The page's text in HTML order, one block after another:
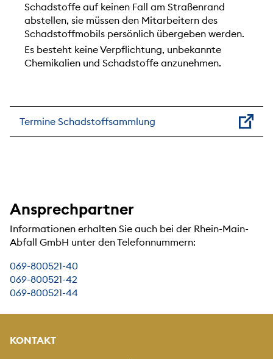
Schadstoffe auf keinen Fall am Straßenrand
abstellen, sie müssen den Mitarbeitern des
Schadstoffmobils persönlich übergeben werden.
Es besteht keine Verpflichtung, unbekannte
Chemikalien und Schadstoffe anzunehmen.
Termine Schadstoffsammlung
Ansprechpartner
Informationen erhalten Sie auch bei der Rhein-Main-
Abfall GmbH unter den Telefonnummern:
069-800521-40
069-800521-42
069-800521-44
KONTAKT